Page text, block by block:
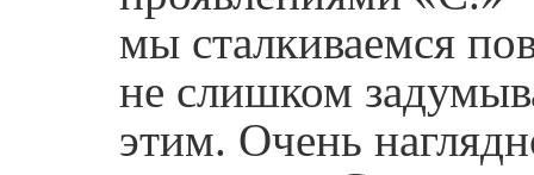
мы сталкиваемся
не слишком
этим. Очень